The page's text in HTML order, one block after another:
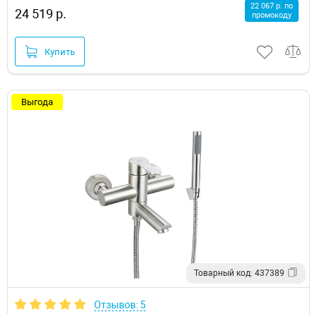
24 519 р.
22 067 р. по
промокоду
Купить
Выгода
Товарный код: 437389
Отзывов: 5